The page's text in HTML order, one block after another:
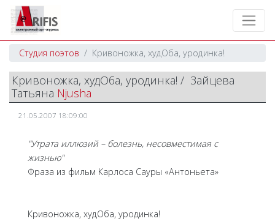
Студия поэтов Кривоножка, худОба, уродинка!
Кривоножка, худОба, уродинка! / Зайцева
Татьяна Njusha
21.05.2007 18:09:00
"Утрата иллюзий – болезнь, несовместимая с
жизнью"
Фраза из фильм Карлоса Сауры «Антоньета»
Кривоножка, худОба, уродинка!